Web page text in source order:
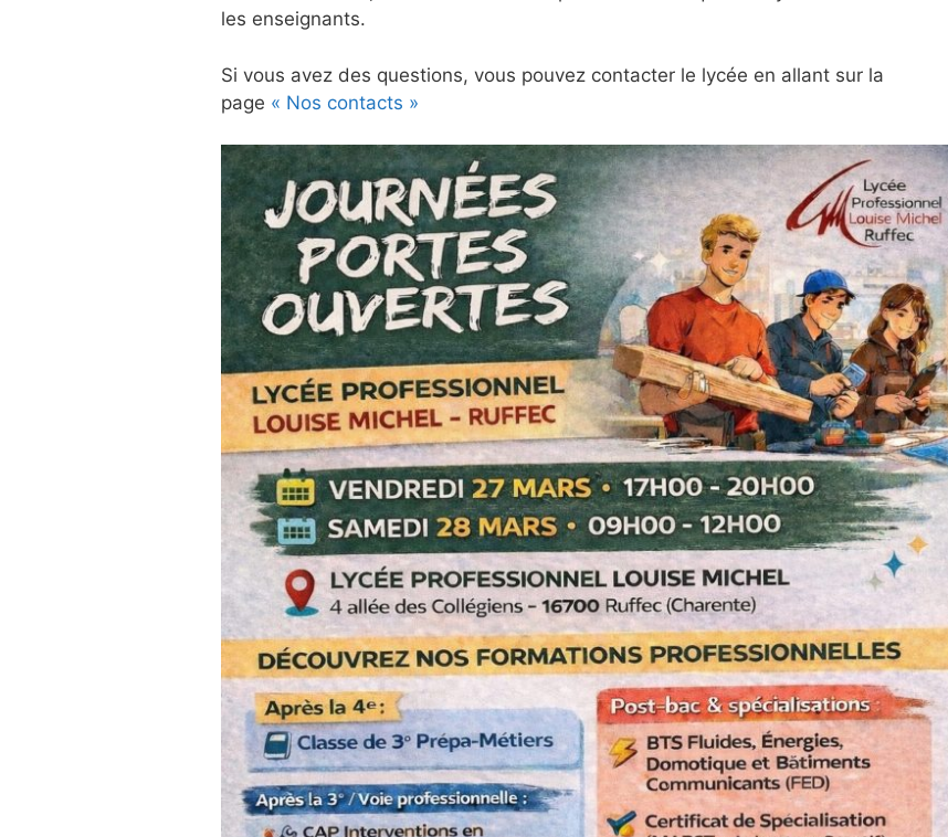
les enseignants.
Si vous avez des questions, vous pouvez contacter le lycée en allant sur la
page « Nos contacts »